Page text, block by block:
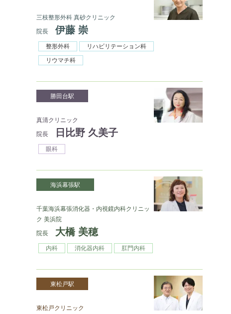
三枝整形外科 真砂クリニック
院長
伊藤 崇
整形外科
リハビリテーション科
リウマチ科
勝田台駅
真清クリニック
院長
日比野 久美子
眼科
海浜幕張駅
千葉海浜幕張消化器・内視鏡内科クリニッ
ク 美浜院
院長
大橋 美穂
内科 消化器内科 肛門内科
東松戸駅
東松戸クリニック